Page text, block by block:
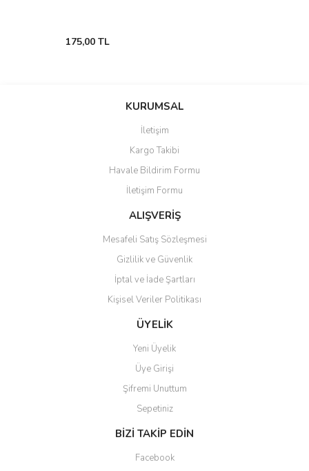
175,00 TL
KURUMSAL
İletişim
Kargo Takibi
Havale Bildirim Formu
İletişim Formu
ALIŞVERİŞ
Mesafeli Satış Sözleşmesi
Gizlilik ve Güvenlik
İptal ve İade Şartları
Kişisel Veriler Politikası
ÜYELİK
Yeni Üyelik
Üye Girişi
Şifremi Unuttum
Sepetiniz
BİZİ TAKİP EDİN
Facebook